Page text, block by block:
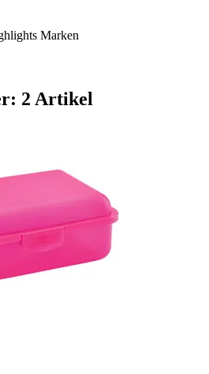
Marken
2 Artikel